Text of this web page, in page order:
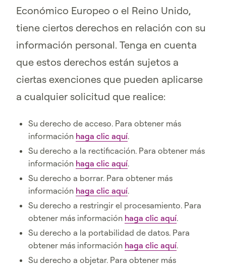
Económico Europeo o el Reino Unido,
tiene ciertos derechos en relación con su
información personal. Tenga en cuenta
que estos derechos están sujetos a
ciertas exenciones que pueden aplicarse
a cualquier solicitud que realice:
Su derecho de acceso. Para obtener más
información haga clic aquí.
Su derecho a la rectificación. Para obtener más
información haga clic aquí.
Su derecho a borrar. Para obtener más
información haga clic aquí.
Su derecho a restringir el procesamiento. Para
obtener más información haga clic aquí.
Su derecho a la portabilidad de datos. Para
obtener más información haga clic aquí.
Su derecho a objetar. Para obtener más